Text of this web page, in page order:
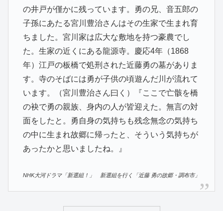
の井戸が僅かに残っています。勇の兄、音五郎の
子孫にあたる宮川豊治さんはその生家で生まれ育
ちました。宮川家は広大な敷地を持つ豪農でし
た。生家の近くにある龍源寺。慶応4年（1868
年）江戸の板橋で処刑された近藤勇の墓がありま
す。寺のそばには勇が子供の頃遊んだ川が流れて
います。（宮川豊治さん曰く）『ここで亡骸を橋
の袂で勇の親族、身内の人が皆迎えた。無言の対
面をしたと。勇自身の気持ちも残念無念の気持ち
の中に生まれ故郷に帰ったと、そういう気持ちが
あったかと思いましたね。』
NHK大河ドラマ「新選組！」 新選組を行く「近藤 勇の故郷・調布市」